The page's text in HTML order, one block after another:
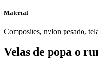
Material
Composites, nylon pesado,
Velas de popa o